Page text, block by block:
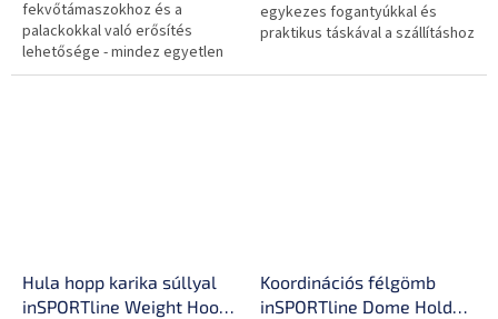
fekvőtámaszokhoz és a
palackokkal való erősítés
lehetősége - mindez egyetlen
eszköznek köszönhetően.
egykezes fogantyúkkal és
praktikus táskával a szállításhoz
Hula hopp karika súllyal
inSPORTline Weight Hoop
Koordinációs félgömb
inSPORTline Dome Hold